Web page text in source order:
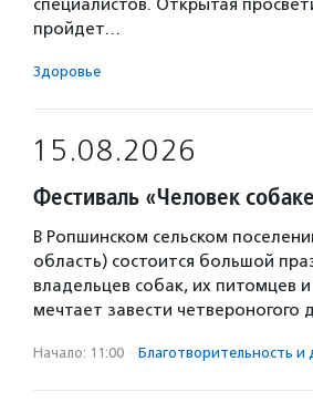
специалистов. Открытая
пройдет…
Здоровье
15.08.2026
Фестиваль «Человек
В Ропшинском сельском
область) состоится большой
владельцев собак, их питомцев
мечтает завести четвероногого
Начало: 11:00 · Благотвори­тель­ность и